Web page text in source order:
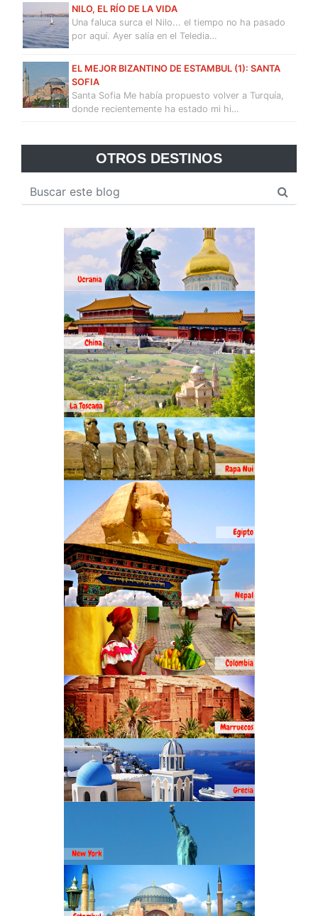
NILO, EL RÍO DE LA VIDA
Una faluca surca el Nilo... el tiempo no ha pasado
por aquí. Ayer salía en el Teledia…
EL MEJOR BIZANTINO DE ESTAMBUL (1): SANTA
SOFIA
Santa Sofia Me había propuesto volver a Turquía,
donde recientemente ha estado mi hi…
OTROS DESTINOS